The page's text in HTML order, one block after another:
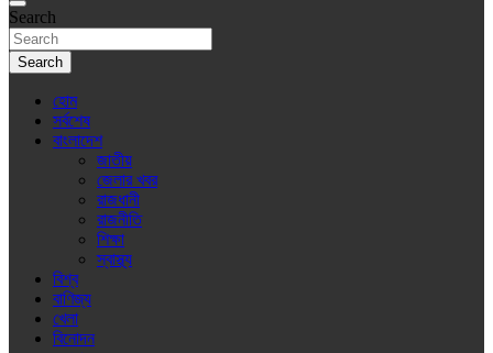
Search
Search
হোম
সর্বশেষ
বাংলাদেশ
জাতীয়
জেলার খবর
রাজধানী
রাজনীতি
শিক্ষা
স্বাস্থ্য
বিশ্ব
বাণিজ্য
খেলা
বিনোদন